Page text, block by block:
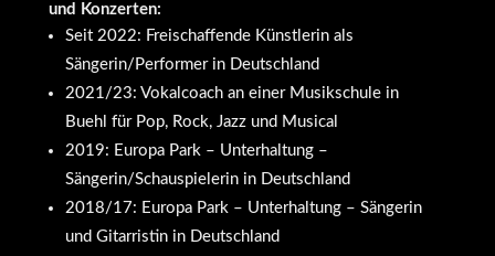
und Konzerten:
Seit 2022: Freischaffende Künstlerin als
Sängerin/Performer in Deutschland
2021/23: Vokalcoach an einer Musikschule in
Buehl für Pop, Rock, Jazz und Musical
2019: Europa Park – Unterhaltung –
Sängerin/Schauspielerin in Deutschland
2018/17: Europa Park – Unterhaltung – Sängerin
und Gitarristin in Deutschland